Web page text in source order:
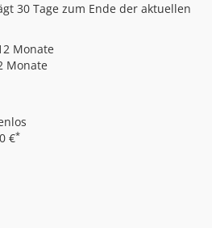
30 Tage zum Ende der aktuellen
Monate
Monate
€*